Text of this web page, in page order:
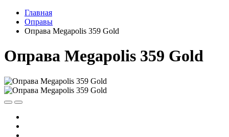
Главная
Оправы
Оправа Megapolis 359 Gold
Оправа Megapolis 359 Gold